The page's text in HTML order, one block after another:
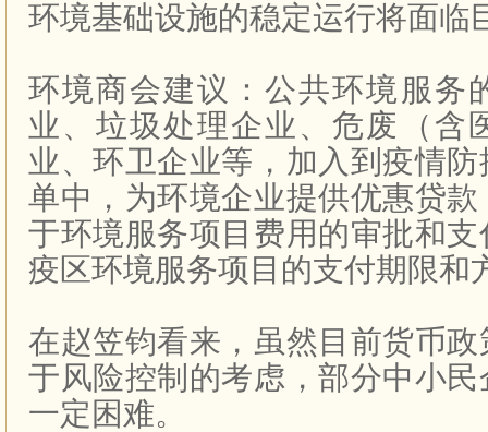
环境基础设施的稳定运行将面临
环境商会建议：公共环境服务
业、垃圾处理企业、危废（含
业、环卫企业等，加入到疫情
单中，为环境企业提供优惠贷
于环境服务项目费用的审批和
疫区环境服务项目的支付期限和
在赵笠钧看来，虽然目前货币
于风险控制的考虑，部分中小
一定困难。